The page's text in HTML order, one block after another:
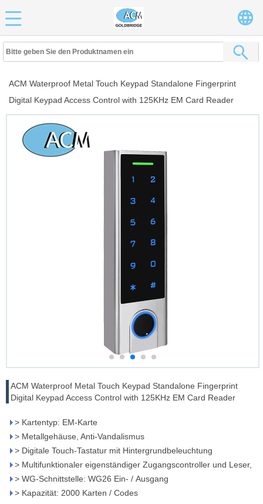
ACM Waterproof Metal Touch Keypad Standalone Fingerprint
Digital Keypad Access Control with 125KHz EM Card Reader
ACM Waterproof Metal Touch Keypad Standalone Fingerprint
Digital Keypad Access Control with 125KHz EM Card Reader
> Kartentyp: EM-Karte
> Metallgehäuse, Anti-Vandalismus
> Digitale Touch-Tastatur mit Hintergrundbeleuchtung
> Multifunktionaler eigenständiger Zugangscontroller und Leser,
> WG-Schnittstelle: WG26 Ein- / Ausgang
> Kapazität: 2000 Karten / Codes